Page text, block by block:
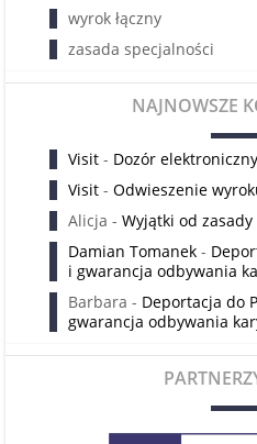
wyrok łączny
zasada specjalności
NAJNOWSZE
Visit - Dozór elektroniczny
Visit - Odwieszenie
Alicja - Wyjątki od
Damian Tomanek -
i gwarancja odbywania
Barbara - Deportacja do
gwarancja odbywania